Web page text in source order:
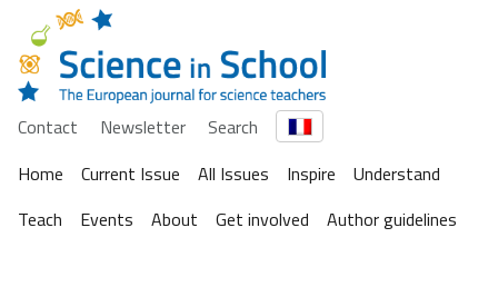
Contact Newsletter
Search
Home
Current Issue All Issues Inspire
Understand
Teach
Events About Get involved Author guidelines